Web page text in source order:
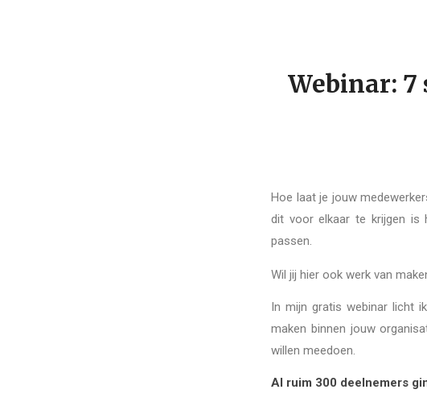
Webinar:
Hoe laat je jouw
dit voor elkaar te krijgen is
passen.
Wil jij hier ook werk van
In mijn gratis webinar licht
maken binnen jouw
willen meedoen.
Al ruim 300 deelnemers